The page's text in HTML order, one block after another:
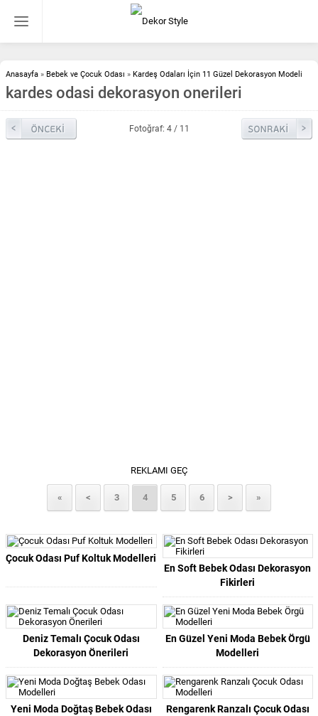
Anasayfa » Bebek ve Çocuk Odası » Kardeş Odaları İçin 11 Güzel Dekorasyon Modeli
kardes odasi dekorasyon onerileri
Fotoğraf: 4 / 11
REKLAMI GEÇ
« < 3 4 5 6 > »
Çocuk Odası Puf Koltuk Modelleri
En Soft Bebek Odası Dekorasyon
Fikirleri
Deniz Temalı Çocuk Odası
Dekorasyon Önerileri
En Güzel Yeni Moda Bebek Örgü
Modelleri
Yeni Moda Doğtaş Bebek Odası
Rengarenk Ranzalı Çocuk Odası